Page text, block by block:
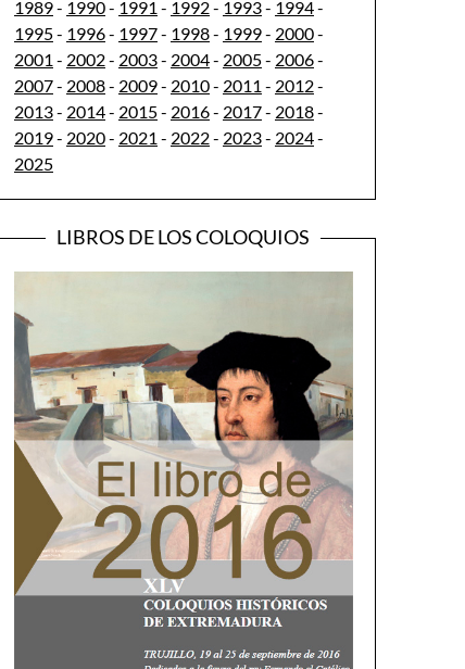
1989- 1990- 1991 - 1992- 1993- 1994-
1995- 1996- 1997- 1998- 1999- 2000-
2001 - 2002- 2003- 2004- 2005- 2006-
2007- 2008- 2009- 2010- 2011 - 2012-
2013- 2014- 2015- 2016- 2017- 2018-
2019- 2020- 2021 - 2022- 2023- 2024-
2025
LIBROS DE LOS COLOQUIOS